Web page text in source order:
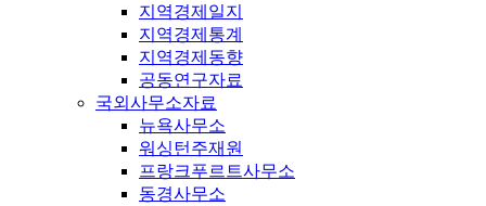
지역경제일지
지역경제통계
지역경제동향
공동연구자료
국외사무소자료
뉴욕사무소
워싱턴주재원
프랑크푸르트사무소
동경사무소